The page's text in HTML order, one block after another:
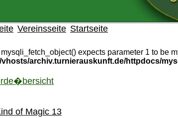
Vereinsseite Startseite
mysqli_fetch_object() expects parameter 1 to be
vhosts/archiv.turnierauskunft.de/httpdocs/
of Magic 13